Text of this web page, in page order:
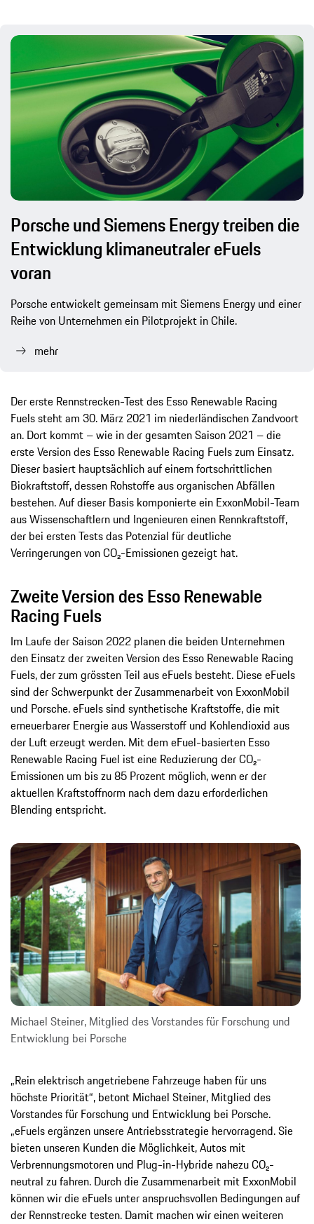
Porsche und Siemens Energy treiben die
Entwicklung klimaneutraler eFuels
voran
Porsche entwickelt gemeinsam mit Siemens Energy und einer
Reihe von Unternehmen ein Pilotprojekt in Chile.
mehr
Der erste Rennstrecken-Test des Esso Renewable Racing
Fuels steht am 30. März 2021 im niederländischen Zandvoort
an. Dort kommt – wie in der gesamten Saison 2021 – die
erste Version des Esso Renewable Racing Fuels zum Einsatz.
Dieser basiert hauptsächlich auf einem fortschrittlichen
Biokraftstoff, dessen Rohstoffe aus organischen Abfällen
bestehen. Auf dieser Basis komponierte ein ExxonMobil-Team
aus Wissenschaftlern und Ingenieuren einen Rennkraftstoff,
der bei ersten Tests das Potenzial für deutliche
Verringerungen von CO₂-Emissionen gezeigt hat.
Zweite Version des Esso Renewable
Racing Fuels
Im Laufe der Saison 2022 planen die beiden Unternehmen
den Einsatz der zweiten Version des Esso Renewable Racing
Fuels, der zum grössten Teil aus eFuels besteht. Diese eFuels
sind der Schwerpunkt der Zusammenarbeit von ExxonMobil
und Porsche. eFuels sind synthetische Kraftstoffe, die mit
erneuerbarer Energie aus Wasserstoff und Kohlendioxid aus
der Luft erzeugt werden. Mit dem eFuel-basierten Esso
Renewable Racing Fuel ist eine Reduzierung der CO₂-
Emissionen um bis zu 85 Prozent möglich, wenn er der
aktuellen Kraftstoffnorm nach dem dazu erforderlichen
Blending entspricht.
Michael Steiner, Mitglied des Vorstandes für Forschung und
Entwicklung bei Porsche
„Rein elektrisch angetriebene Fahrzeuge haben für uns
höchste Priorität“, betont Michael Steiner, Mitglied des
Vorstandes für Forschung und Entwicklung bei Porsche.
„eFuels ergänzen unsere Antriebsstrategie hervorragend. Sie
bieten unseren Kunden die Möglichkeit, Autos mit
Verbrennungsmotoren und Plug-in-Hybride nahezu CO₂-
neutral zu fahren. Durch die Zusammenarbeit mit ExxonMobil
können wir die eFuels unter anspruchsvollen Bedingungen auf
der Rennstrecke testen. Damit machen wir einen weiteren